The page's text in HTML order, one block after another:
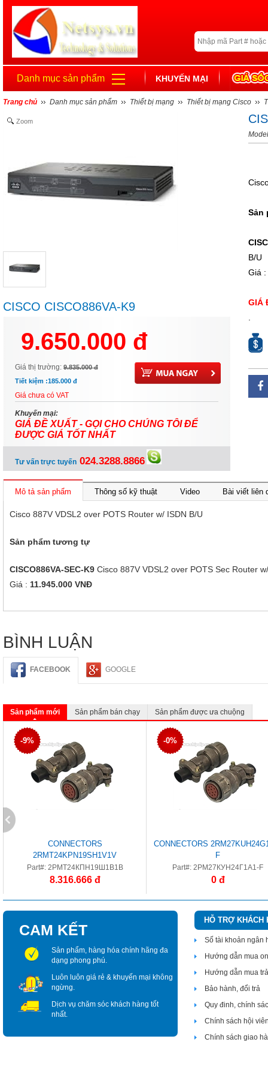
Danh mục sản phẩm KHUYẾN MẠI
Trang chủ Danh mục sản phẩm Thiết bị mạng Thiết bị mạng Cisco
Zoom
CISCO CISCO886VA-K9
9.650.000 đ
Giá thị trường: 9.835.000 đ
Tiết kiệm :185.000 đ
Giá chưa có VAT
Khuyến mại:
GIÁ ĐỀ XUẤT - GỌI CHO CHÚNG TÔI ĐỂ
ĐƯỢC GIÁ TỐT NHẤT
Tư vấn trực tuyến 024.3288.8866
Sản
B/U
Giá :
GIÁ
Mô tả sản phẩm Thông số kỹ thuật Video Bài viết liên
Cisco 887V VDSL2 over POTS Router w/ ISDN B/U
Sản phẩm tương tự
CISCO886VA-SEC-K9 Cisco 887V VDSL2 over POTS Sec Router
Giá : 11.945.000 VNĐ
BÌNH LUẬN
FACEBOOK GOOGLE
Sản phẩm mới Sản phẩm bán chạy Sản phẩm được ưa chuộng
-9%
CONNECTORS
2RMT24KPN19SH1V1V
Part#: 2РМТ24КПН19Ш1В1В
8.316.666 đ
-0%
CONNECTORS
F
Part#: 2РМ27КУН24Г1А1-F
0 đ
CAM KẾT
Sản phẩm, hàng hóa chính hãng đa
dạng phong phú.
Luôn luôn giá rẻ & khuyến mại không
ngừng.
Dịch vụ chăm sóc khách hàng tốt
nhất.
HỖ TRỢ KHÁCH
Số tài khoản ngân
Hướng dẫn mua
Hướng dẫn mua
Bảo hành, đổi trả
Quy đinh, chính
Chính sách hội
Chính sách giao